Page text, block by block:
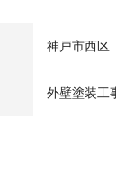
神戸市西区
外壁塗装工